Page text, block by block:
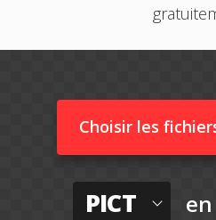
Choisir les
PICT en